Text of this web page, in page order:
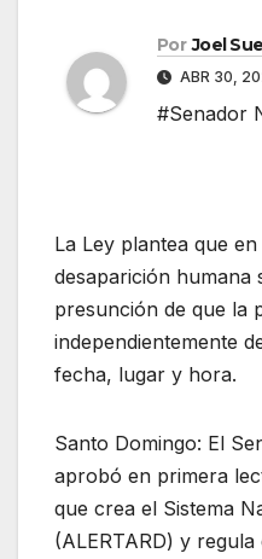
Por Joel
ABR 30,
#Senador
La Ley plantea que
desaparición humana
presunción de que la
independientemente
fecha, lugar y hora.
Santo Domingo: El
aprobó en primera
que crea el Sistema
(ALERTARD) y